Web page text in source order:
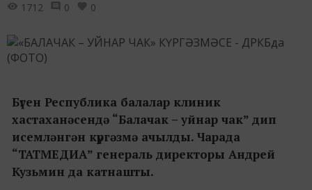
1712 0 0
Бүген Республика балалар клиник
хастаханәсендә “Балачак – уйнар чак” дип
исемләнгән күргәзмә ачылды. Чарада
“ТАТМЕДИА” генераль директоры Андрей
Кузьмин да катнашты.